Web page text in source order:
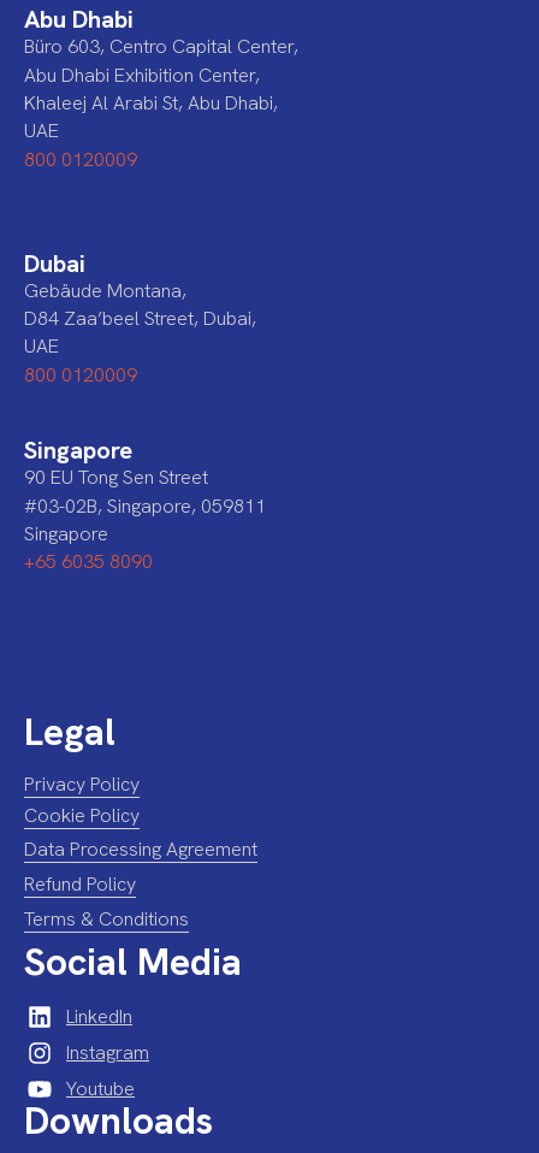
Abu Dhabi
Büro 603, Centro Capital Center,
Abu Dhabi Exhibition Center,
Khaleej Al Arabi St, Abu Dhabi,
UAE
800 0120009
Dubai
Gebäude Montana,
D84 Zaa’beel Street, Dubai,
UAE
800 0120009
Singapore
90 EU Tong Sen Street
#03-02B, Singapore, 059811
Singapore
+65 6035 8090
Legal
Privacy Policy
Cookie Policy
Data Processing Agreement
Refund Policy
Terms & Conditions
Social Media
LinkedIn
Instagram
Youtube
Downloads